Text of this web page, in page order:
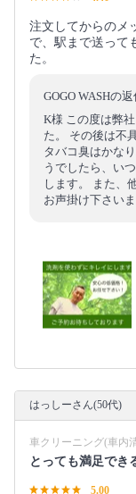
注文してからのメ
で、駅まで送って
た。
GOGO WASHの
K様 この度は弊
た。 その後は不
タバコ臭はかな
うでしたら、い
します。 また、
お声掛け下さい
はっしーさん(50代)
車クリーニング(車内
とっても満足でき
5.00